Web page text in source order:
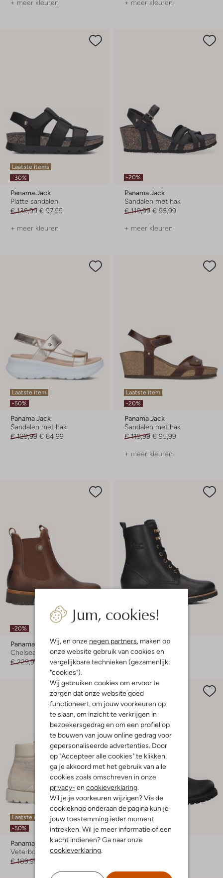
Jum, cookies!
Wij, en onze negen partners, maken op
onze website gebruik van cookies en
vergelijkbare technieken (gezamenlijk:
"cookies").
Wij gebruiken cookies om ervoor te
zorgen dat onze website goed
functioneert, om jouw voorkeuren op
te slaan, om inzicht te verkrijgen in
bezoekersgedrag en om een profiel op
te bouwen van jouw online gedrag voor
gepersonaliseerde advertenties. Door
op "Accepteer alle cookies" te klikken,
ga je akkoord met het gebruik van alle
cookies zoals omschreven in onze
privacy- en cookieverklaring.
Wil je je voorkeuren wijzigen? Via de
cookieknop onderaan de pagina kun je
jouw toestemming ieder moment
intrekken. Wil je meer informatie of een
klacht indienen? Ga naar onze
cookieverklaring.
+ meer kleuren + meer kleuren
Laatste items
-30%
Panama Jack
Platte sandalen
€ 139,99 € 97,99
+ meer kleuren
-20%
Panama Jack
Sandalen met hak
€ 119,99 € 95,99
+ meer kleuren
Laatste item
-50%
Panama Jack
Sandalen met hak
€ 129,99 € 64,99
Laatste item
-20%
Panama Jack
Sandalen met hak
€ 119,99 € 95,99
+ meer kleuren
-20%
Panama Jack
Chelsea boots
€ 229,99
€ 183,99
Panama Jack
Veterboots
€ 229,99 € 183,99
Laatste items
-50%
Panama Jack
Veterboots
€ 189,95
Laatste item
-30%
Panama Jack